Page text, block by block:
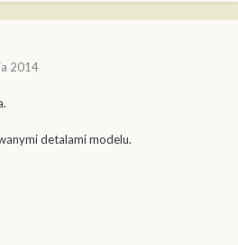
2014
detalami modelu.